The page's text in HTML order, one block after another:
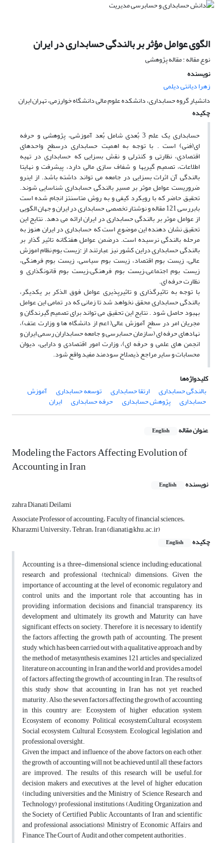
الگوی عوامل مؤثر بر بالندگی حسابداری در ایران
نوع مقاله : مقاله پژوهشی
نویسنده
زهرا دیانتی دیلمی
دانشیار گروه حسابداری، دانشکده علوم مالی دانشگاه خوارزمی، تهران ایران
چکیده
حسابداری یک علم 3 بُعدی شامل بُعد آموزشی، پژوهشی و حرفه
ای(فنی) است . با توجه به اهمیت حسابداری درسطح واحدهای
اقتصادی، نظارتی و کنترلی و نقش بسزایی که حسابداری در تهیه
اطلاعات، تصمیم گیریها و شفاف سازی مالی دارد، پیشرفت و نهایتا
بالندگی آن اثرات بسزایی در جامعه می تواند داشته باشد. از اینرو
ضروریست عوامل موثر بر مسیر بالندگی حسابداری شناسایی شوند.
تحقیق حاضر که با رویکرد کیفی و به روش متاسنتز انجام شده است
بابررسی 121 مقاله و نوشتار تخصصی حسابداری در ایران و جهان الگویی
از عوامل موثر بر بالندگی حسابداری در ایران ارائه می دهد. نتایج این
تحقیق نشان دهنده این موضوع است که حسابداری در ایران هنوز به
مرحله بالندگی نرسیده است. درضمن عوامل هفتگانه تاثیر گذار بر
بالندگی حسابداری دراین کشور نیز عبارتند از :زیست بوم نظام اموزش
عالی، زیست بوم اقتصاد، زیست بوم سیاسی، زیست بوم فرهنگی،
زیست بوم اجتماعی،زیست بوم فرهنگی،زیست بوم قانونگذاری و
نظارت حرفه ای.
با توجه به تاثیرگذاری و تاثیرپذیری عوامل فوق الذکر بر یکدیگر،
بالندگی حسابداری محقق نخواهد شد تا زمانی که در تمامی این عوامل
بهبود حاصل شود . نتایج این تحقیق می تواند برای تصمیم گیرندگان و
مجریان امر در سطح آموزش عالی( اعم از دانشگاه ها و وزارت عتف)،
نهادهای حرفه ای (سازمان حسابرسی و جامعه حسابداران رسمی ایران و
انجمن های علمی و حرفه ای)، وزارت امور اقتصادی و دارایی، دیوان
محسابات و سایر مراجع ذیصلاح سودمند مفید واقع شود.
کلیدواژه‌ها
بالندگی حسابداری
ارتقا حسابداری توسعه حسابداری آموزش
حسابداری پژوهش حسابداری حرفه حسابداری ایران
عنوان مقاله English
Modeling the Factors Affecting Evolution of
Accounting in Iran
نویسنده English
zahra Dianati Deilami
Associate Professor of accounting، Faculty of financial sciences،
Kharazmi University، Tehran، Iran (dianati@khu.ac.ir)
چکیده
English
Accounting is a three-dimensional science including؛educational,
research and professional (technical) dimensions. Given the
importance of accounting at the level of economic, regulatory and
control units and the important role that accounting has in
providing information, decisions and financial transparency, its
development and ultimately its growth and Maturity can have
significant effects on society. Therefore, it is necessary to identify
the factors affecting the growth path of accounting. The present
study, which has been carried out with a qualitative approach and by
the method of metasynthesis, examines 121 articles and specialized
literature on accounting in Iran and the world and provides a model
of factors affecting the growth of accounting in Iran. The results of
this study show that accounting in Iran has not yet reached
maturity. Also, the seven factors affecting the growth of accounting
in this country are: Ecosystem of higher education system,
Ecosystem of economy, Political ecosystem,Cultural ecosystem,
Social ecosystem, Cultural Ecosystem,, Ecological legislation and
professional oversight.
Given the impact and influence of the above factors on each other,
the growth of accounting will not be achieved until all these factors
are improved. The results of this research will be useful.for
decision makers and executives at the level of higher education
(including universities and the Ministry of Science, Research and
Technology) professional institutions (Auditing Organization and
the Society of Certified Public Accountants of Iran and scientific
and professional associations), Ministry of Economic Affairs and
Finance, The Court of Audit and other competent authorities .